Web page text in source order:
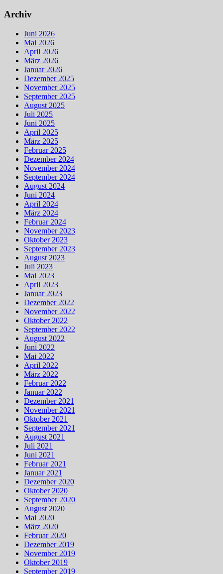
Archiv
Juni 2026
Mai 2026
April 2026
März 2026
Januar 2026
Dezember 2025
November 2025
September 2025
August 2025
Juli 2025
Juni 2025
April 2025
März 2025
Februar 2025
Dezember 2024
November 2024
September 2024
August 2024
Juni 2024
April 2024
März 2024
Februar 2024
November 2023
Oktober 2023
September 2023
August 2023
Juli 2023
Mai 2023
April 2023
Januar 2023
Dezember 2022
November 2022
Oktober 2022
September 2022
August 2022
Juni 2022
Mai 2022
April 2022
März 2022
Februar 2022
Januar 2022
Dezember 2021
November 2021
Oktober 2021
September 2021
August 2021
Juli 2021
Juni 2021
Februar 2021
Januar 2021
Dezember 2020
Oktober 2020
September 2020
August 2020
Mai 2020
März 2020
Februar 2020
Dezember 2019
November 2019
Oktober 2019
September 2019